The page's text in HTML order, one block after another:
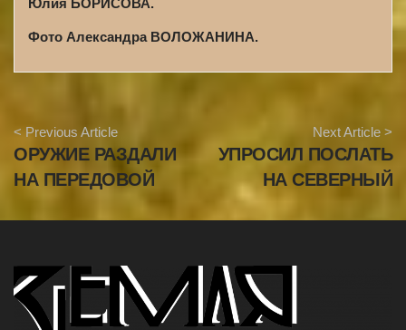
Юлия БОРИСОВА.
Фото Александра ВОЛОЖАНИНА.
r
t
i
a
v
< Previous Article
ОРУЖИЕ РАЗДАЛИ
НА ПЕРЕДОВОЙ
Next Article >
УПРОСИЛ ПОСЛАТЬ
НА СЕВЕРНЫЙ